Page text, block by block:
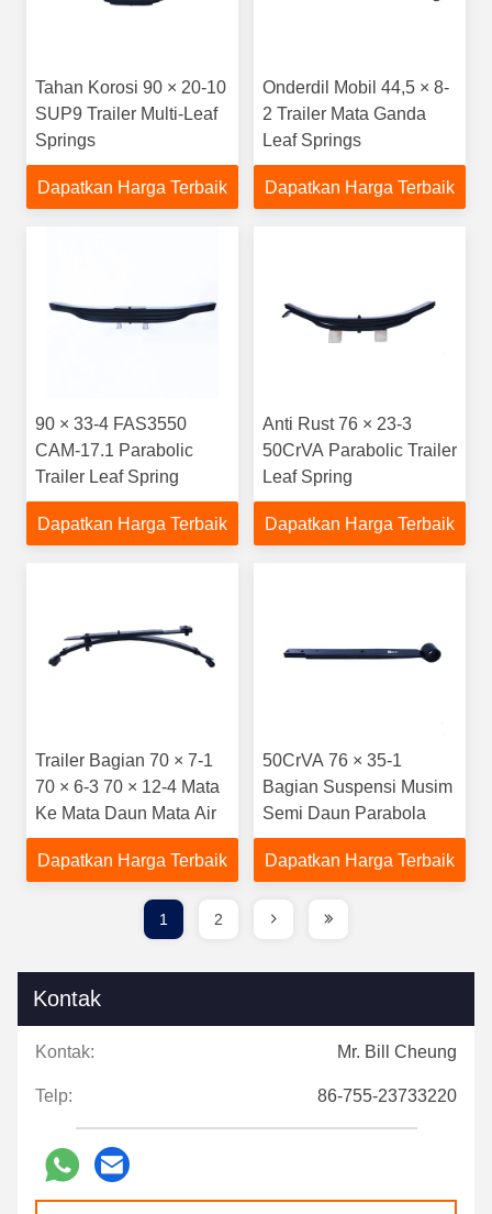
Tahan Korosi 90 × 20-10
SUP9 Trailer Multi-Leaf
Springs
Dapatkan Harga Terbaik
Onderdil Mobil 44,5 × 8-
2 Trailer Mata Ganda
Leaf Springs
Dapatkan Harga Terbaik
90 × 33-4 FAS3550
CAM-17.1 Parabolic
Trailer Leaf Spring
Dapatkan Harga Terbaik
Anti Rust 76 × 23-3
50CrVA Parabolic Trailer
Leaf Spring
Dapatkan Harga Terbaik
Trailer Bagian 70 × 7-1
70 × 6-3 70 × 12-4 Mata
Ke Mata Daun Mata Air
Dapatkan Harga Terbaik
50CrVA 76 × 35-1
Bagian Suspensi Musim
Semi Daun Parabola
Dapatkan Harga Terbaik
1 2
Kontak
Kontak: Mr. Bill Cheung
Telp: 86-755-23733220